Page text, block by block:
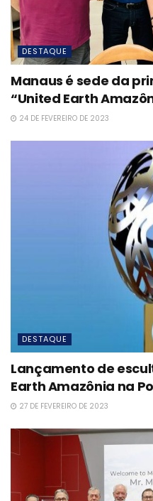
DESTAQUE
Manaus é sede da
“United Earth
24 DE FEVEREIRO DE 2023
DESTAQUE
Lançamento de
Earth Amazônia na
27 DE FEVEREIRO DE 2023